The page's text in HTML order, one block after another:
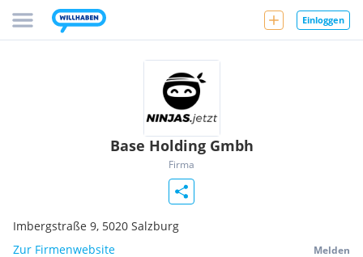
Einloggen
Base Holding Gmbh
Firma
Imbergstraße 9, 5020 Salzburg
Zur Firmenwebsite
Melden